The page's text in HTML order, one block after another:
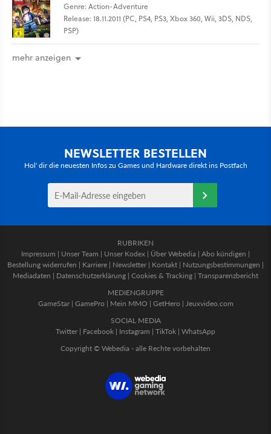
Genre: Action-Adventure
Release: 18.11.2011 (PC, PS4, PS3, Xbox 360, Wii, 3DS, NDS,
PSP)
mehr anzeigen
NEWSLETTER BESTELLEN
Hol' dir die neuesten Infos zu Games und Hardware direkt ins Postfach
RUBRIKEN
Impressum | Unser Team | Unser Kodex | Über Webedia | Abo kündigen |
Bestellung widerrufen | Karriere | Newsletter | Kontakt | Nutzungsbestimmungen |
Mediadaten | Datenschutzerklärung | Cookies & Tracking | Transparenzbericht
MEDIENGRUPPE
GameStar| GamePro | Mein MMO | GetHero | Jeuxvideo.com
SOCIAL MEDIA
Twitter | Facebook | Instagram | TikTok | WhatsApp
Copyright © Webedia - alle Rechte vorbehalten